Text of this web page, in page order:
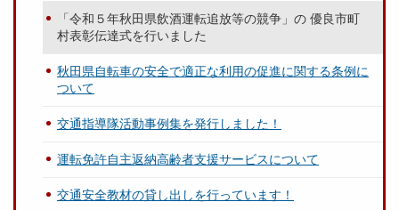
「令和５年秋田県飲酒運転追放等の競争」の 優良市町
村表彰伝達式を行いました
秋田県自転車の安全で適正な利用の促進に関する条例に
ついて
交通指導隊活動事例集を発行しました！
運転免許自主返納高齢者支援サービスについて
交通安全教材の貸し出しを行っています！